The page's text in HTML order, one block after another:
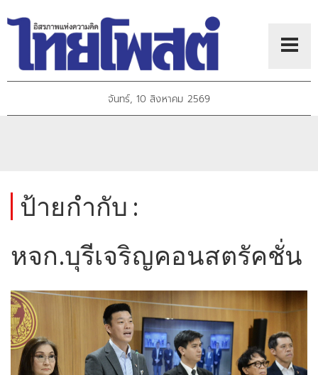
จันทร์, 10 สิงหาคม 2569
ป้ายกำกับ :
หจก.บุรีเจริญคอนสตรัคชั่น